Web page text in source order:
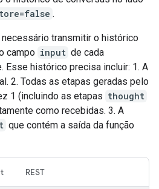
.
transmitir o histórico
campo input de cada
Esse histórico precisa incluir: 1. A
2. Todas as etapas geradas pelo
1 (incluindo as etapas thought
como recebidas. 3. A
que contém a saída da função
REST